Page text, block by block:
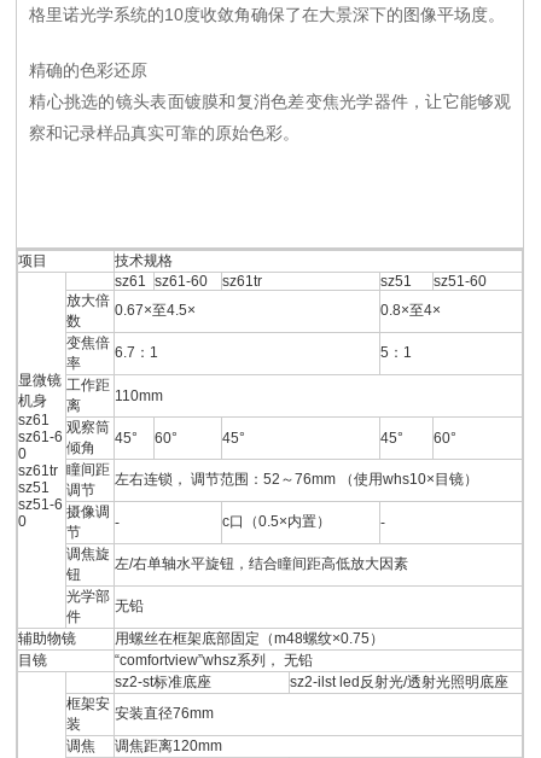
格里诺光学系统的10度收敛角确保了在大景深下的图像平场度。
精确的色彩还原
精心挑选的镜头表面镀膜和复消色差变焦光学器件，让它能够观
察和记录样品真实可靠的原始色彩。
项目 技术规格
显微镜
机身
sz61
sz61-6
0
sz61tr
sz51
sz51-6
0
sz61 sz61-60 sz61tr sz51
sz51-60
放大倍
数
0.67×至4.5×
0.8×至4×
变焦倍
率
6.7：1
5：1
工作距
离
110mm
观察筒
倾角
45° 60° 45° 45°
60°
瞳间距
调节
左右连锁， 调节范围：52～76mm （使用whs10×目镜）
摄像调
节
- c口（0.5×内置）
-
调焦旋
钮
左/右单轴水平旋钮，结合瞳间距高低放大因素
光学部
件
无铅
辅助物镜
用螺丝在框架底部固定（m48螺纹×0.75）
目镜
“comfortview”whsz系列， 无铅
sz2-st标准底座
sz2-ilst led反射光/透射光照明底座
框架安
装
安装直径76mm
调焦
调焦距离120mm